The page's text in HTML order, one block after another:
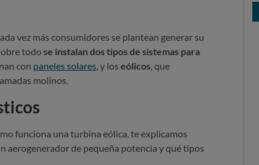
vez más consumidores se plantean generar su
todo se instalan dos tipos de sistemas para
con paneles solares, y los eólicos, que
molinos.
funciona una turbina eólica, te explicamos
aerogenerador de pequeña potencia y qué tipos